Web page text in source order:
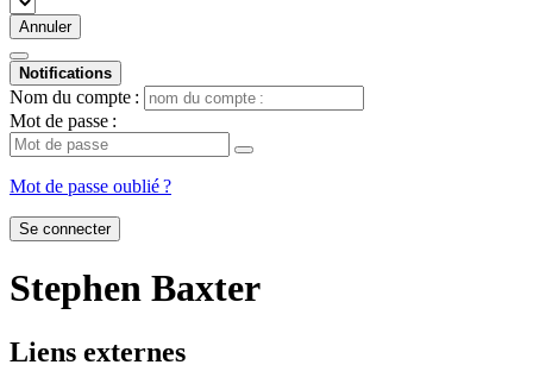
Annuler
Notifications
Nom du compte :
Mot de passe :
Mot de passe oublié ?
Se connecter
Stephen Baxter
Liens externes